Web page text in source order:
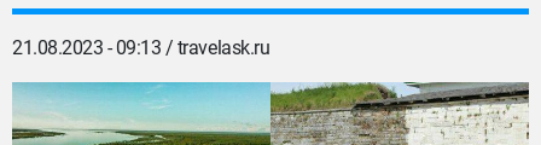
21.08.2023 - 09:13 / travelask.ru